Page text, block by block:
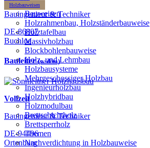
Holzbauweisen
Bauweisen
Holzrahmenbau, Holzständerbauweise
Holztafelbau
Massivholzbau
Blockbohlenbauweise
Holz- und Lehmbau
Holzbausysteme
Mehrgeschossiger Holzbau
Ingenieurholzbau
Holzhybridbau
Holzmodulbau
Brettschichtholz
Brettsperrholz
Themen
Nachverdichtung in Holzbauweise
Bauingenieur & Techniker
DE-86807
Buchloe
Bauleiter(w/d/m)
Vollzeit
Bauingenieur & Techniker
DE-94496
Ortenburg